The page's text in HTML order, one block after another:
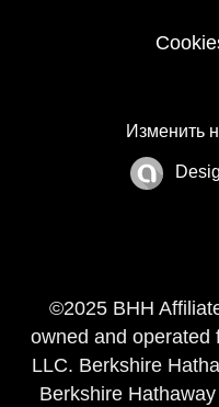
Изменить
©2025 BHH
owned and operated
LLC. Berkshire
Berkshire